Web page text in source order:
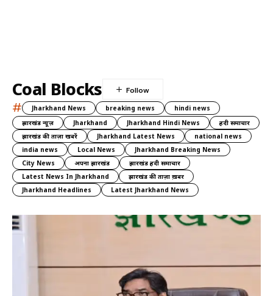
Coal Blocks
# Jharkhand News breaking news
hindi news
झारखंड न्यूज़
Jharkhand Jharkhand Hindi News
हिंदी समाचार
झारखंड की ताज़ा खबरें
Jharkhand Latest News
national news
india news
Local News
Jharkhand Breaking News
City News
अपना झारखंड
झारखंड हिंदी समाचार
Latest News In Jharkhand
झारखंड की ताज़ा ख़बर
Jharkhand Headlines
Latest Jharkhand News